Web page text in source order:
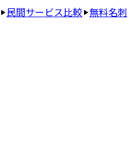
民間サービス比較 無料名刺